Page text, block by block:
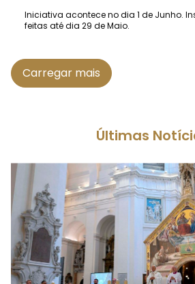
Iniciativa acontece no dia 1 de Junho.
feitas até dia 29 de Maio.
Carregar mais
Últimas